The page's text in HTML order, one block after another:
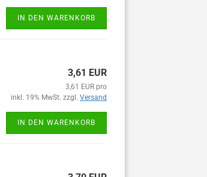
IN DEN WARENKORB
3,61 EUR
3,61 EUR pro
inkl. 19% MwSt. zzgl. Versand
IN DEN WARENKORB